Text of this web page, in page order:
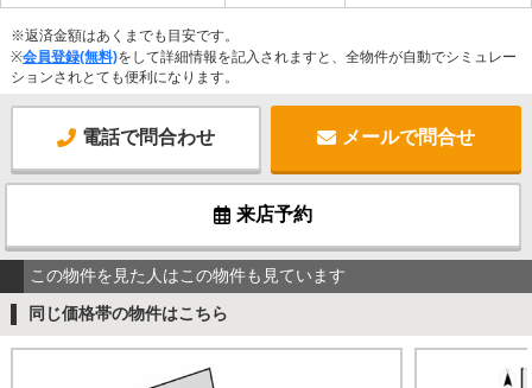
※返済金額はあくまでも目安です。
※会員登録(無料)をして詳細情報を記入されますと、全物件が自動でシミュレー
ションされとても便利になります。
電話で問合わせ メールで問合せ
来店予約
この物件を見た人はこの物件も見ています
同じ価格帯の物件はこちら